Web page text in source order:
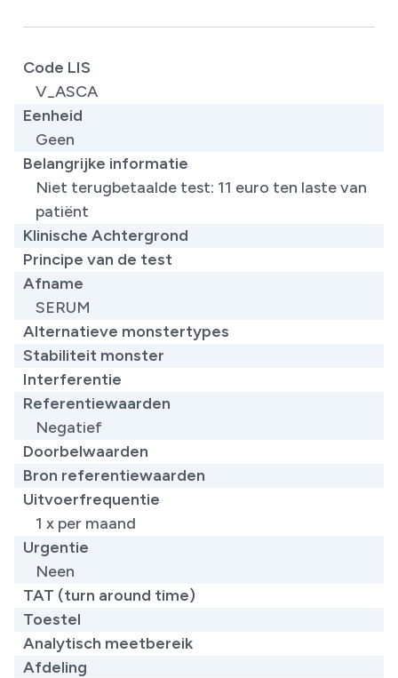
Code LIS
V_ASCA
Eenheid
Geen
Belangrijke informatie
Niet terugbetaalde test: 11 euro ten laste van
patiënt ​
Klinische Achtergrond
Principe van de test
Afname
SERUM
Alternatieve monstertypes
Stabiliteit monster
Interferentie
Referentiewaarden
Negatief
Doorbelwaarden
Bron referentiewaarden
Uitvoerfrequentie
1 x per maand
Urgentie
Neen
TAT (turn around time)
Toestel
Analytisch meetbereik
Afdeling